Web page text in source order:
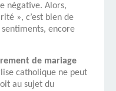
négative. Alors,
», c’est bien de
encore
de mariage
catholique ne peut
au sujet du